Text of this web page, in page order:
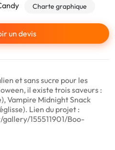
Charte graphique
un devis
et sans sucre pour les
il existe trois saveurs :
Vampire Midnight Snack
Lien du projet :
155511901/Boo-